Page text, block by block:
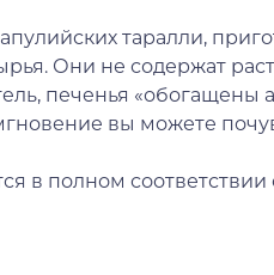
таралли,
Они не содержат
печенья «обогащены
вы можете
в полном